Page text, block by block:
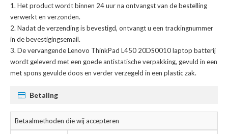
Het product wordt binnen 24 uur na ontvangst van de bestelling
verwerkt en verzonden.
Nadat de verzending is bevestigd, ontvangt u een trackingnummer
in de bevestigingsemail.
Devervangende Lenovo ThinkPad L450 20DS0010 laptop batterij
wordt geleverd met een goede antistatische verpakking, gevuld in een
met spons gevulde doos en verder verzegeld in een plastic zak.
Betaling
Betaalmethoden die wij accepteren